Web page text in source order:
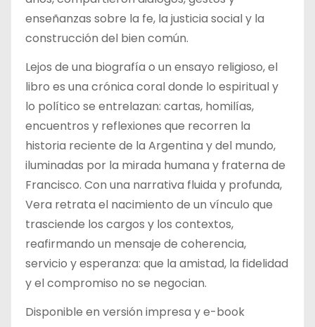
enseñanzas sobre la fe, la justicia social y la
construcción del bien común.
Lejos de una biografía o un ensayo religioso, el
libro es una crónica coral donde lo espiritual y
lo político se entrelazan: cartas, homilías,
encuentros y reflexiones que recorren la
historia reciente de la Argentina y del mundo,
iluminadas por la mirada humana y fraterna de
Francisco. Con una narrativa fluida y profunda,
Vera retrata el nacimiento de un vínculo que
trasciende los cargos y los contextos,
reafirmando un mensaje de coherencia,
servicio y esperanza: que la amistad, la fidelidad
y el compromiso no se negocian.
Disponible en versión impresa y e-book